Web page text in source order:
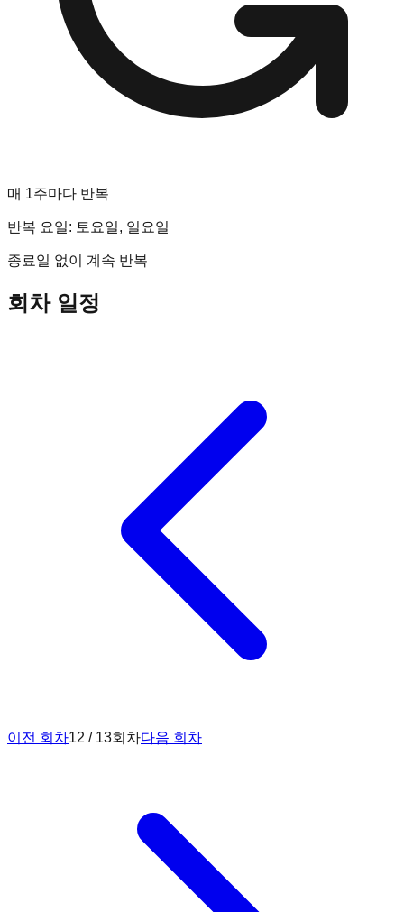
매 1주마다 반복
반복 요일: 토요일, 일요일
종료일 없이 계속 반복
회차 일정
이전 회차12 / 13회차다음 회차